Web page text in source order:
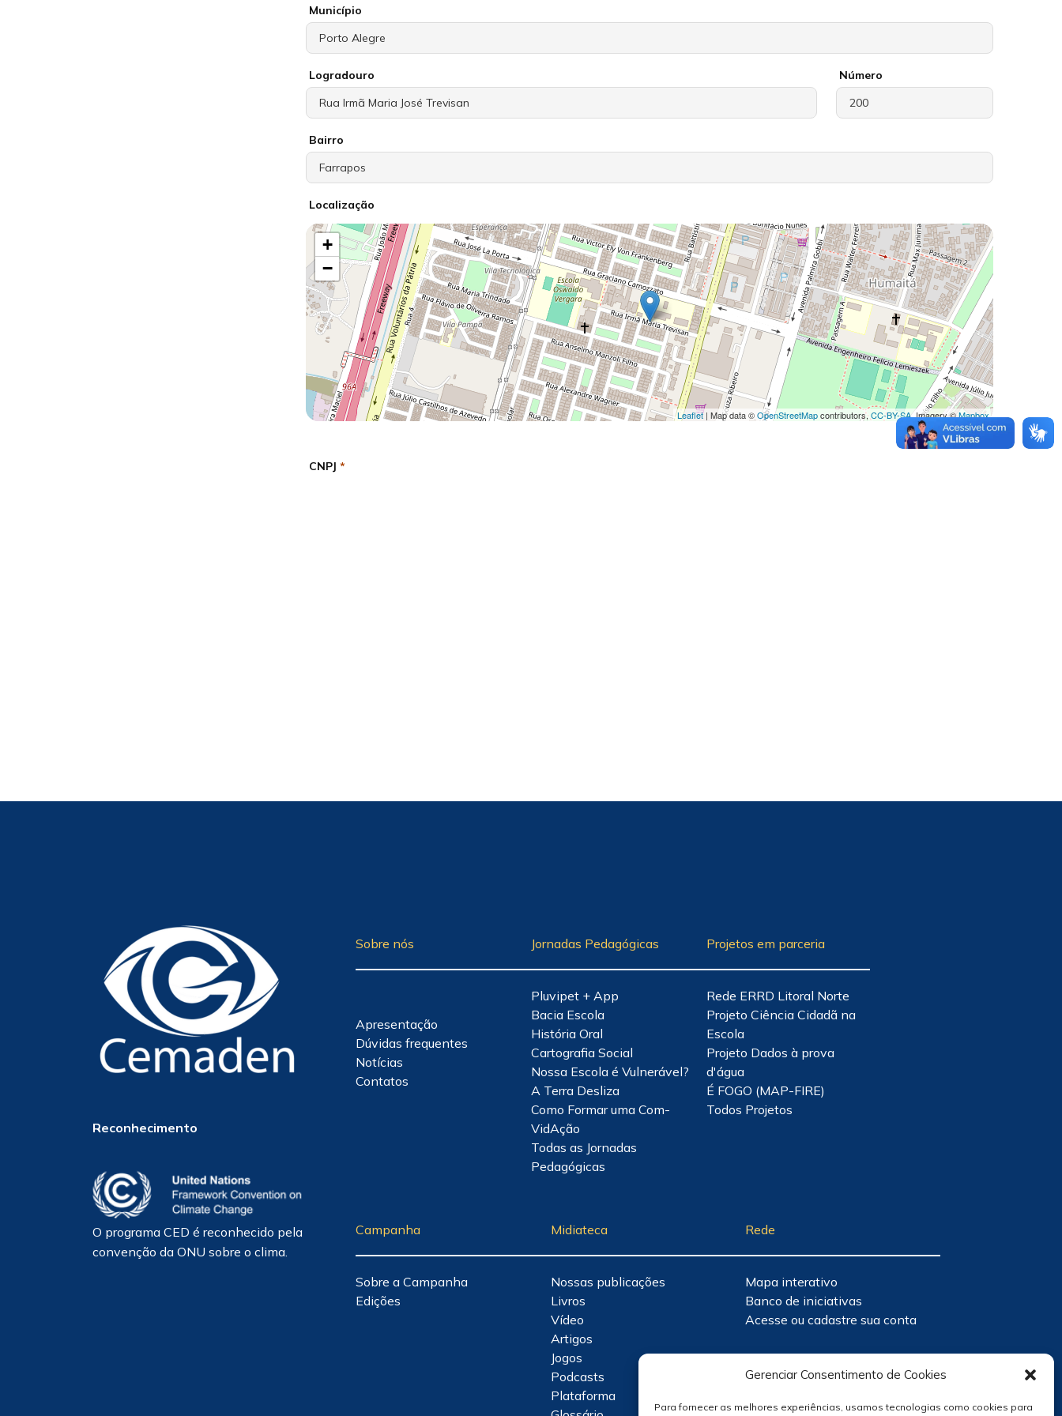
Gerenciar Consentimento de Cookies
Para fornecer as melhores experiências, usamos tecnologias como cookies para
Município
Logradouro Número
Bairro
Localização
+
−
Leaflet| Map data ©OpenStreetMapcontributors,CC-BY-SA, Imagery ©Mapbox
CNPJ *
Reconhecimento
O programa CED é reconhecido pela
convenção da ONU sobre o clima.
Sobre nós
Apresentação
Dúvidas frequentes
Notícias
Contatos
Jornadas Pedagógicas
Pluvipet + App
Bacia Escola
História Oral
Cartografia Social
Nossa Escola é Vulnerável?
A Terra Desliza
Como Formar uma Com-
VidAção
Todas as Jornadas
Pedagógicas
Projetos em parceria
Rede ERRD Litoral Norte
Projeto Ciência Cidadã na
Escola
Projeto Dados à prova
d'água
É FOGO (MAP-FIRE)
Todos Projetos
Campanha
Sobre a Campanha
Edições
Midiateca
Nossas publicações
Livros
Vídeo
Artigos
Jogos
Podcasts
Plataforma
Rede
Mapa interativo
Banco de iniciativas
Acesse ou cadastre sua conta